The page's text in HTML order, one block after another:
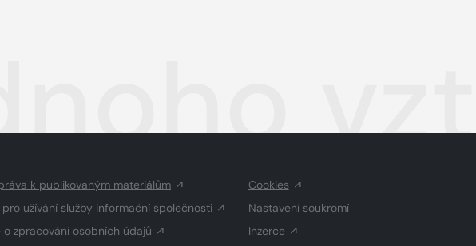
k publikovaným materiálům
pro užívání služby informační společnosti
o zpracování osobních údajů
Cookies
Nastavení soukromí
Inzerce